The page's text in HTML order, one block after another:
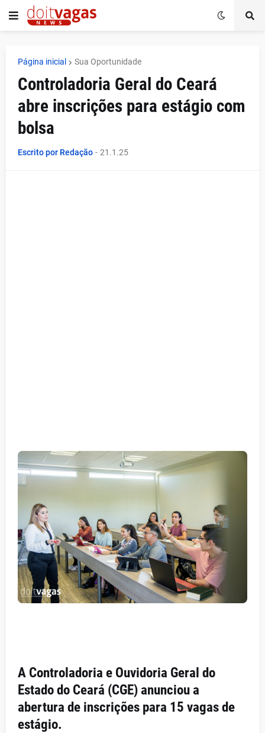
Página inicial Sua Oportunidade
Controladoria Geral do Ceará
abre inscrições para estágio com
bolsa
Escrito por Redação - 21.1.25
A Controladoria e Ouvidoria Geral do
Estado do Ceará (CGE) anunciou a
abertura de inscrições para 15 vagas de
estágio.